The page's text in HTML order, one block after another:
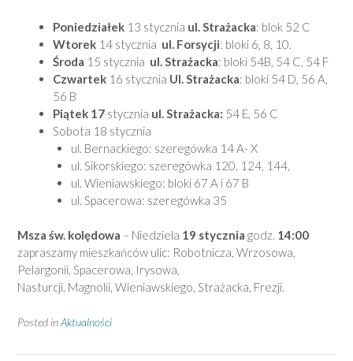
Poniedziałek 13 stycznia ul. Strażacka: blok 52 C
Wtorek 14 stycznia ul. Forsycji: bloki 6, 8, 10.
Środa 15 stycznia ul. Strażacka: bloki 54B, 54 C, 54 F
Czwartek 16 stycznia Ul. Strażacka: bloki 54 D, 56 A,
56 B
Piątek 17 stycznia ul. Strażacka: 54 E, 56 C
Sobota 18 stycznia
ul. Bernackiego: szeregówka 14 A- X
ul. Sikorskiego: szeregówka 120, 124, 144,
ul. Wieniawskiego: bloki 67 A i 67 B
ul. Spacerowa: szeregówka 35
Msza św. kolędowa – Niedziela 19 stycznia godz. 14:00
zapraszamy mieszkańców ulic: Robotnicza, Wrzosowa,
Pelargonii, Spacerowa, Irysowa,
Nasturcji, Magnolii, Wieniawskiego, Strażacka, Frezji.
Posted inAktualności